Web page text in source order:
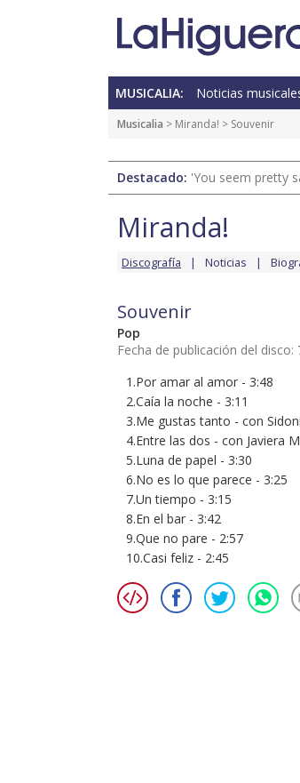
MUSICALIA: Noticias
Musicalia > Miranda! > Souvenir
Destacado: 'You seem pretty
Miranda!
Discografía Noticias
Souvenir
Pop
Fecha de publicación del disco:
1.Por amar al amor - 3:48
2.Caía la noche - 3:11
3.Me gustas tanto - con
4.Entre las dos - con Javiera
5.Luna de papel - 3:30
6.No es lo que parece - 3:25
7.Un tiempo - 3:15
8.En el bar - 3:42
9.Que no pare - 2:57
10.Casi feliz - 2:45